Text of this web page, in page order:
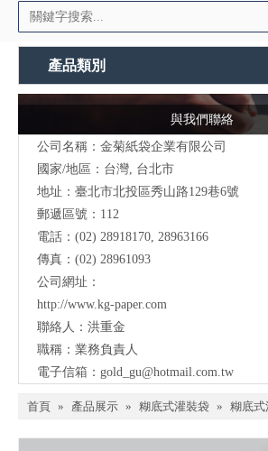
產品類別
與我們聯絡
公司名稱：金菊紙袋企業有限公司
國家/地區：台灣, 台北市
地址：臺北市北投區秀山路129巷6號
郵遞區號：112
電話：(02) 28918170, 28963166
傳真：(02) 28961093
公司網址：
http://www.kg-paper.com
聯絡人：洪重金
職稱：業務負責人
電子信箱： gold_gu@hotmail.com.tw
首頁 » 產品展示 » 糊底式灌裝袋 » 糊底式